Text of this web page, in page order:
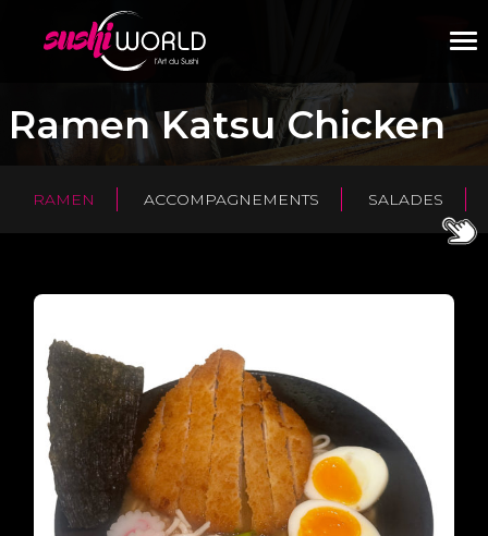
Ramen Katsu Chicken
RAMEN ACCOMPAGNEMENTS SALADES